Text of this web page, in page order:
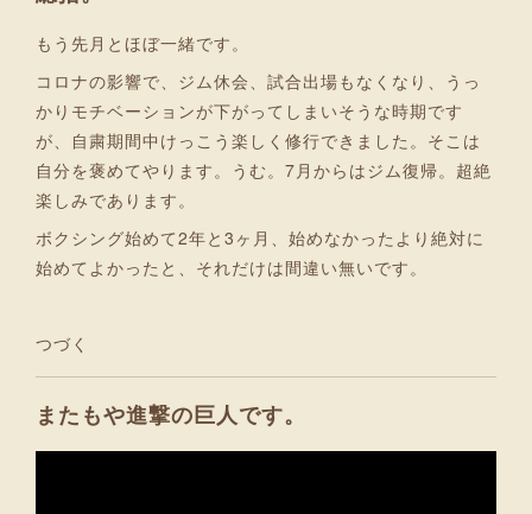
もう先月とほぼ一緒です。
コロナの影響で、ジム休会、試合出場もなくなり、うっ
かりモチベーションが下がってしまいそうな時期です
が、自粛期間中けっこう楽しく修行できました。そこは
自分を褒めてやります。うむ。7月からはジム復帰。超絶
楽しみであります。
ボクシング始めて2年と3ヶ月、始めなかったより絶対に
始めてよかったと、それだけは間違い無いです。
つづく
またもや進撃の巨人です。